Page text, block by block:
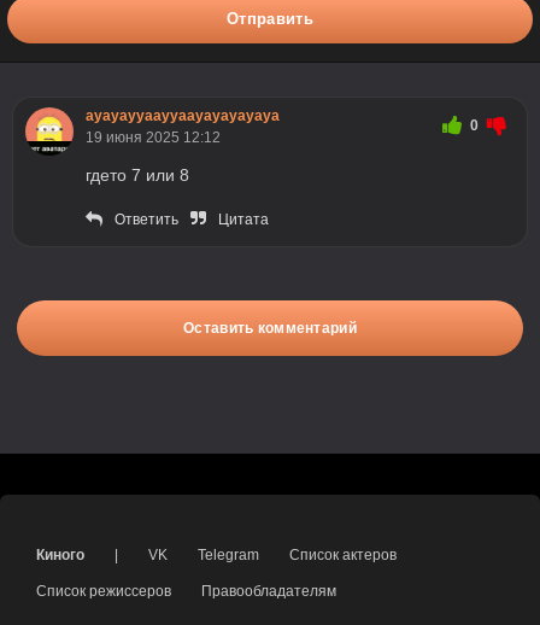
Отправить
ауауаууааууаауауауауауа
19 июня 2025 12:12
0
гдето 7 или 8
Ответить Цитата
Оставить комментарий
Киного VK Telegram Список актеров
Список режиссеров Правообладателям